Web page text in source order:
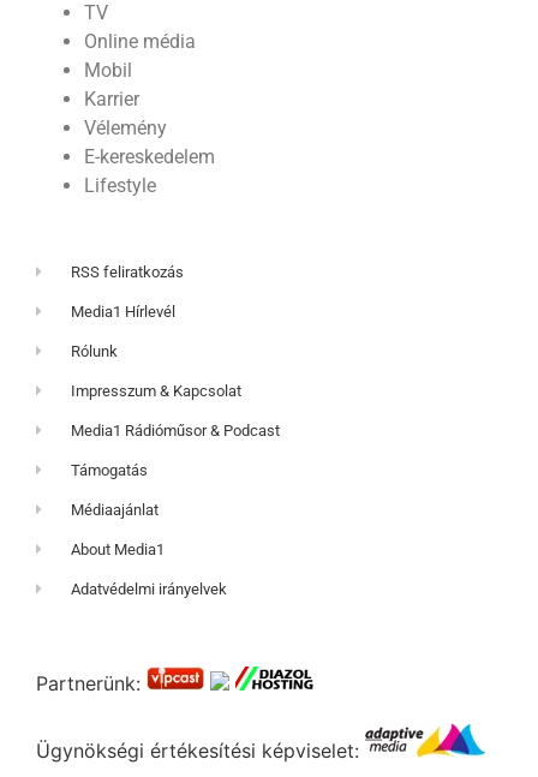
TV
Online média
Mobil
Karrier
Vélemény
E-kereskedelem
Lifestyle
RSS feliratkozás
Media1 Hírlevél
Rólunk
Impresszum & Kapcsolat
Media1 Rádióműsor & Podcast
Támogatás
Médiaajánlat
About Media1
Adatvédelmi irányelvek
Partnerünk:
Ügynökségi értékesítési képviselet: